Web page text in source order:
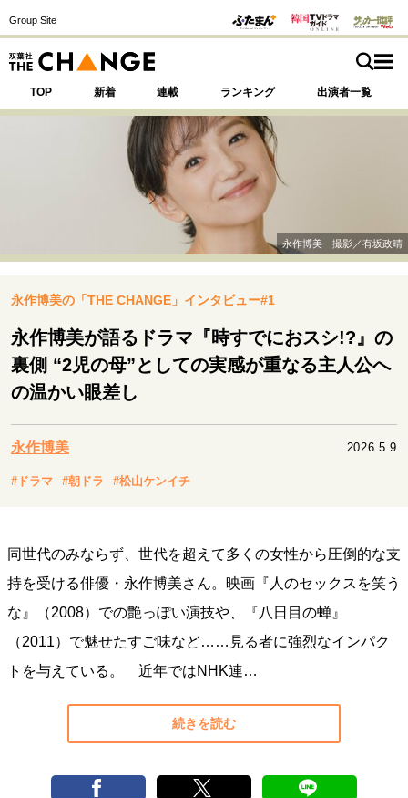
Group Site
TOP 新着 連載 ランキング 出演者一覧
注目の記事テーマで探す
運命を変えた出会い 決断の裏側
表現者の葛藤
人生が動いた日 10代の挫折と原点
セカンドキャリアの描き方
夢を掴む選択
経営・ビジネス
リーダーの流儀 変革の原動力
次世代へのバトン
トップが描く未来
永作博美 撮影／有坂政晴
永作博美の「THE CHANGE」インタビュー#1
永作博美が語るドラマ『時すでにおスシ!?』の
裏側 “2児の母”としての実感が重なる主人公へ
の温かい眼差し
永作博美 2026.5.9
#ドラマ #朝ドラ #松山ケンイチ
同世代のみならず、世代を超えて多くの女性から圧倒的な支
持を受ける俳優・永作博美さん。映画『人のセックスを笑う
な』（2008）での艶っぽい演技や、『八日目の蝉』
（2011）で魅せたすご味など……見る者に強烈なインパク
トを与えている。 近年ではNHK連…
続きを読む